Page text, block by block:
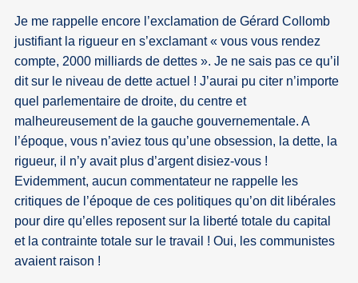
Je me rappelle encore l’exclamation de Gérard Collomb
justifiant la rigueur en s’exclamant « vous vous rendez
compte, 2000 milliards de dettes ». Je ne sais pas ce qu’il
dit sur le niveau de dette actuel ! J’aurai pu citer n’importe
quel parlementaire de droite, du centre et
malheureusement de la gauche gouvernementale. A
l’époque, vous n’aviez tous qu’une obsession, la dette, la
rigueur, il n’y avait plus d’argent disiez-vous !
Evidemment, aucun commentateur ne rappelle les
critiques de l’époque de ces politiques qu’on dit libérales
pour dire qu’elles reposent sur la liberté totale du capital
et la contrainte totale sur le travail ! Oui, les communistes
avaient raison !